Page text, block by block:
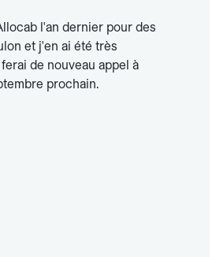
l'an dernier pour des
et j'en ai été très
de nouveau appel à
prochain.